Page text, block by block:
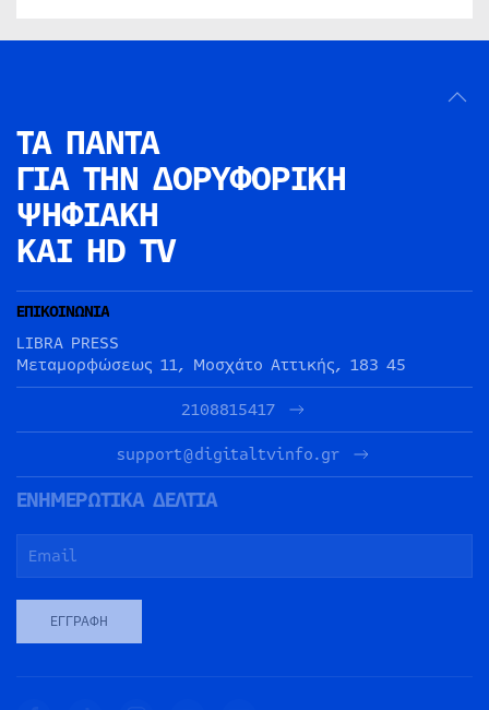
ΤΑ ΠΑΝΤΑ
ΓΙΑ ΤΗΝ ΔΟΡΥΦΟΡΙΚΗ
ΨΗΦΙΑΚΗ
ΚΑΙ HD TV
ΕΠΙΚΟΙΝΩΝΙΑ
LIBRA PRESS
Μεταμορφώσεως 11, Μοσχάτο Αττικής, 183 45
2108815417
support@digitaltvinfo.gr
ΕΝΗΜΕΡΩΤΙΚΑ ΔΕΛΤΙΑ
ΕΓΓΡΑΦΉ